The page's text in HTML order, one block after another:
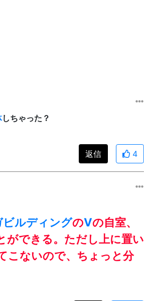
しちゃった？
返信
4
ルディングのVの自室、
ができる。ただし上に置い
こないので、ちょっと分